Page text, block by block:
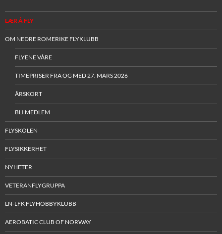
LÆR Å FLY
OM NEDRE ROMERIKE FLYKLUBB
FLYENE VÅRE
TIMEPRISER FRA OG MED 27. MARS 2026
ÅRSKORT
BLI MEDLEM
FLYSKOLEN
FLYSIKKERHET
NYHETER
VETERANFLYGRUPPA
LN-LFK FLYHOBBYKLUBB
AEROBATIC CLUB OF NORWAY